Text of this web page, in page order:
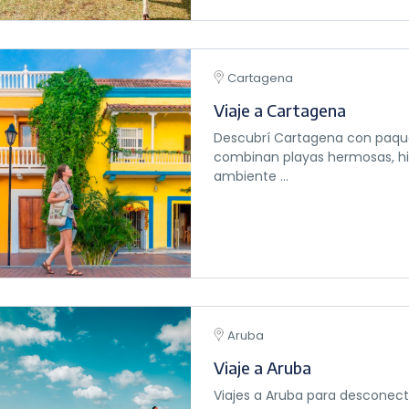
Cartagena
Viaje a Cartagena
Descubrí Cartagena con
combinan playas hermosas,
ambiente ...
Aruba
Viaje a Aruba
Viajes a Aruba para